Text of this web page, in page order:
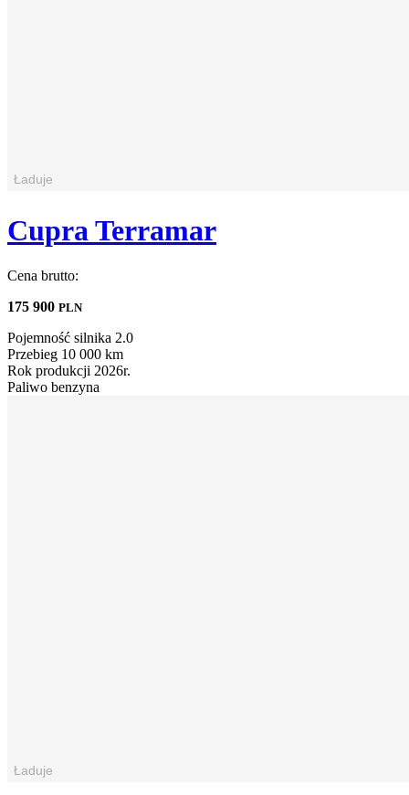
Cupra Terramar
Cena brutto:
175 900 PLN
Pojemność silnika 2.0
Przebieg 10 000 km
Rok produkcji 2026r.
Paliwo benzyna